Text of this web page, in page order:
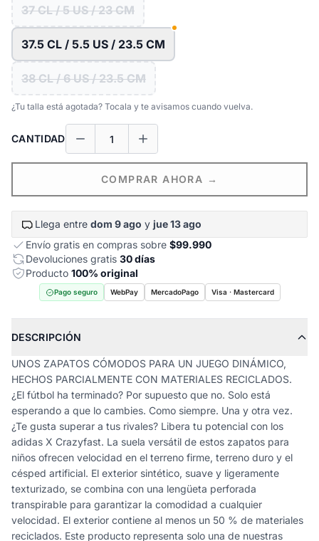
37 CL / 5 US / 23 CM
37.5 CL / 5.5 US / 23.5 CM
38 CL / 6 US / 23.5 CM
¿Tu talla está agotada? Tocala y te avisamos cuando vuelva.
CANTIDAD
COMPRAR AHORA →
Llega entre dom 9 ago y jue 13 ago
Envío gratis en compras sobre $99.990
Devoluciones gratis 30 días
Producto 100% original
Pago seguro WebPay MercadoPago Visa · Mastercard
DESCRIPCIÓN
UNOS ZAPATOS CÓMODOS PARA UN JUEGO DINÁMICO,
HECHOS PARCIALMENTE CON MATERIALES RECICLADOS.
¿El fútbol ha terminado? Por supuesto que no. Solo está
esperando a que lo cambies. Como siempre. Una y otra vez.
¿Te gusta superar a tus rivales? Libera tu potencial con los
adidas X Crazyfast. La suela versátil de estos zapatos para
niños ofrecen velocidad en el terreno firme, terreno duro y el
césped artificial. El exterior sintético, suave y ligeramente
texturizado, se combina con una lengüeta perforada
transpirable para garantizar la comodidad a cualquier
velocidad. El exterior contiene al menos un 50 % de materiales
reciclados. Este producto representa solo una de nuestras